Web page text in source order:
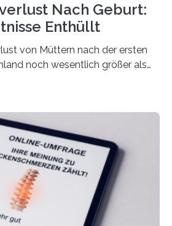
Nach Geburt:
Enthüllt
von Müttern nach der ersten
noch wesentlich größer als
fast 30.000 Euro
auf Karriere und die spätere
lagen bei rund 20.000
30 Prozent zu niedrig. Zu diesem
neue Studie des ZEW Mannheim
„Werden Frauen unter 30